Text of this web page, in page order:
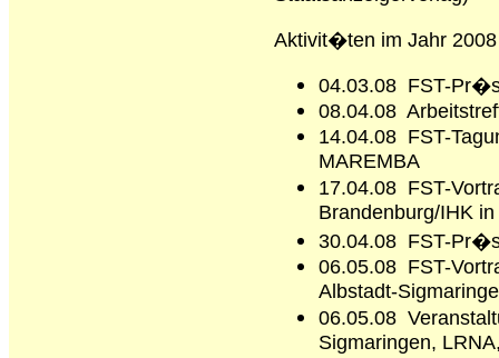
Aktivit�ten im Jahr 2008
04.03.08 FST-
08.04.08
14.04.08 FST-
MAREMBA
17.04.08 FST-
Brandenburg/IHK
30.04.08 FST-
06.05.08 FST-
Albstadt-
06.05.08
Sigmaringen,